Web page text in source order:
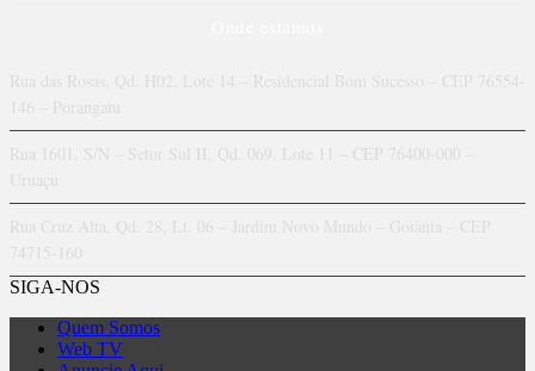
SIGA-NOS
Quem Somos
Web TV